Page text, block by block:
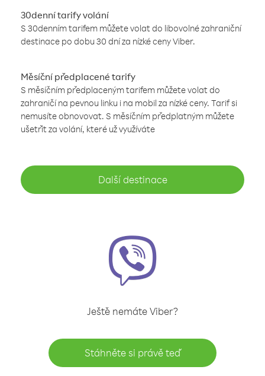
30denní tarify volání
S 30denním tarifem můžete volat do libovolné zahraniční
destinace po dobu 30 dní za nízké ceny Viber.
Měsíční předplacené tarify
S měsíčním předplaceným tarifem můžete volat do
zahraničí na pevnou linku i na mobil za nízké ceny. Tarif si
nemusíte obnovovat. S měsíčním předplatným můžete
ušetřit za volání, které už využíváte
Další destinace
Ještě nemáte Viber?
Stáhněte si právě teď